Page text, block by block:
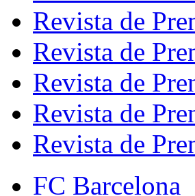
Revista de
Revista de
Revista de
Revista de
Revista de
FC Barcelona